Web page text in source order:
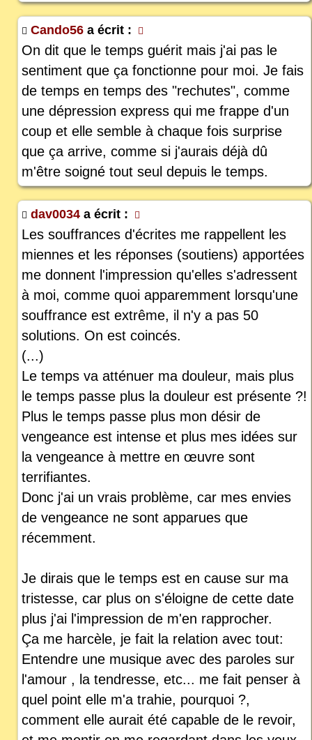
Cando56 a écrit :
On dit que le temps guérit mais j'ai pas le
sentiment que ça fonctionne pour moi. Je fais
de temps en temps des "rechutes", comme
une dépression express qui me frappe d'un
coup et elle semble à chaque fois surprise
que ça arrive, comme si j'aurais déjà dû
m'être soigné tout seul depuis le temps.
dav0034 a écrit :
Les souffrances d'écrites me rappellent les
miennes et les réponses (soutiens) apportées
me donnent l'impression qu'elles s'adressent
à moi, comme quoi apparemment lorsqu'une
souffrance est extrême, il n'y a pas 50
solutions. On est coincés.
(...)
Le temps va atténuer ma douleur, mais plus
le temps passe plus la douleur est présente ?!
Plus le temps passe plus mon désir de
vengeance est intense et plus mes idées sur
la vengeance à mettre en œuvre sont
terrifiantes.
Donc j'ai un vrais problème, car mes envies
de vengeance ne sont apparues que
récemment.
Je dirais que le temps est en cause sur ma
tristesse, car plus on s'éloigne de cette date
plus j'ai l'impression de m'en rapprocher.
Ça me harcèle, je fait la relation avec tout:
Entendre une musique avec des paroles sur
l'amour , la tendresse, etc... me fait penser à
quel point elle m'a trahie, pourquoi ?,
comment elle aurait été capable de le revoir,